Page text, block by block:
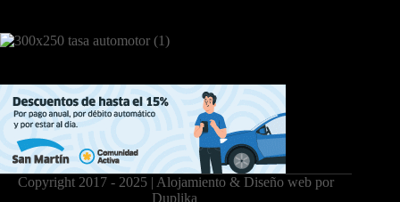
Copyright 2017 - 2025 | Alojamiento & Diseño web por
Duplika